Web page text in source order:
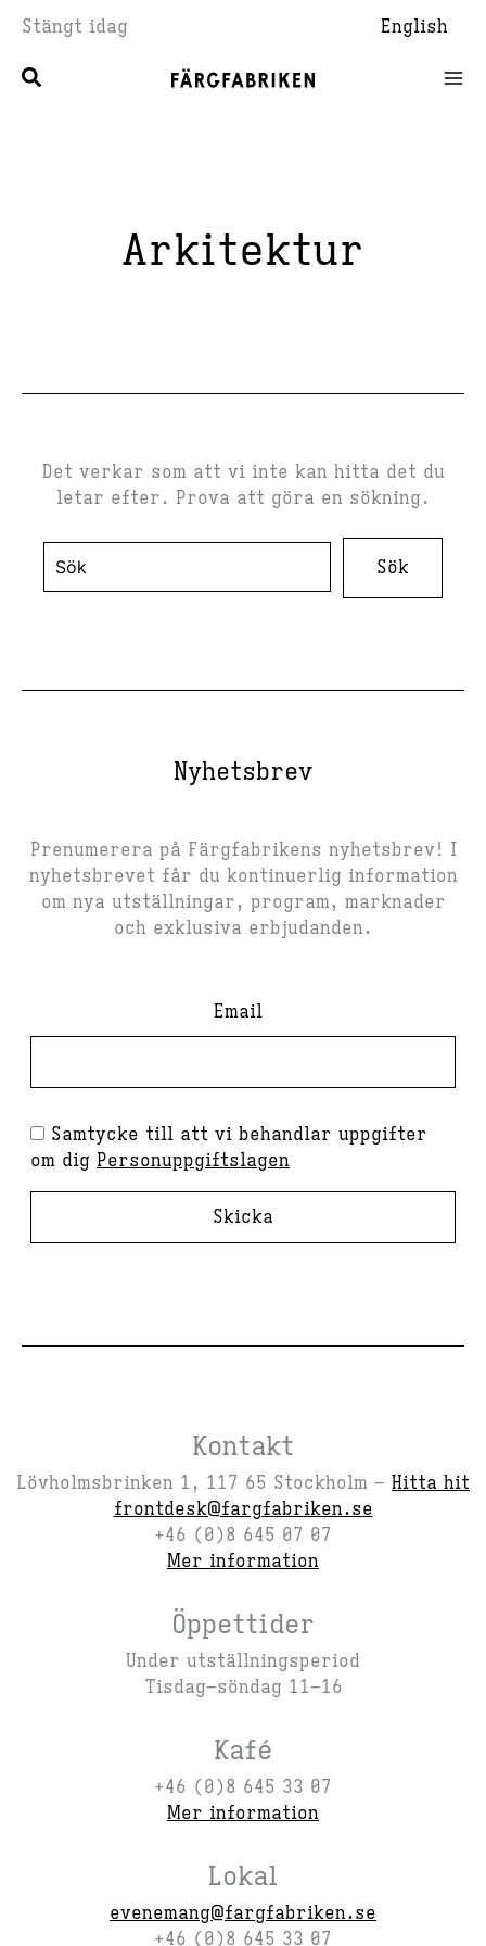
till
innehåll
Stängt idag English
Arkitektur
Det verkar som att vi inte kan hitta det du
letar efter. Prova att göra en sökning.
Sök
efter:
Nyhetsbrev
Prenumerera på Färgfabrikens nyhetsbrev! I
nyhetsbrevet får du kontinuerlig information
om nya utställningar, program, marknader
och exklusiva erbjudanden.
Email
Samtycke till att vi behandlar uppgifter
om dig Personuppgiftslagen
Skicka
Kontakt
Lövholmsbrinken 1, 117 65 Stockholm – Hitta hit
frontdesk@fargfabriken.se
+46 (0)8 645 07 07
Mer information
Öppettider
Under utställningsperiod
Tisdag–söndag 11–16
Kafé
+46 (0)8 645 33 07
Mer information
Lokal
evenemang@fargfabriken.se
+46 (0)8 645 33 07